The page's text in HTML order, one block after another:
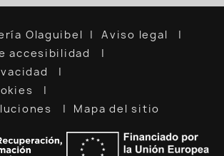
Olaguibel
Aviso legal
accesibilidad
Mapa del sitio